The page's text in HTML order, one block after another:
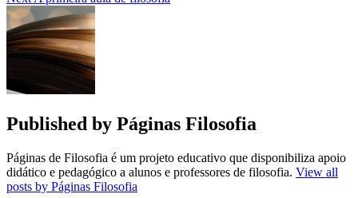
Published by Páginas Filosofia
Páginas de Filosofia é um projeto educativo que disponibiliza apoio
didático e pedagógico a alunos e professores de filosofia. View all
posts by Páginas Filosofia